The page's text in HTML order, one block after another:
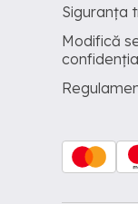
Siguranța
Modifică